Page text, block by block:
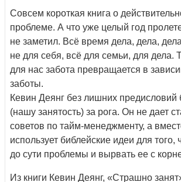
Совсем короткая книга о
проблеме. А что уже целый год
не заметил. Всё время дела, дела,
не для себя, всё для семьи, для дела.
для нас забота превращается в
заботы.
Кевин Деянг без лишних предисловий
(нашу занятость) за рога. Он не дает
советов по тайм-менеджменту, а
использует библейские идеи для того,
до сути проблемы и вырвать ее с
Из книги Кевин Деянг, «Страшно